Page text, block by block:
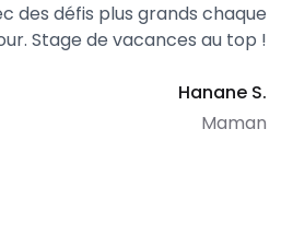
des défis plus grands chaque
Stage de vacances au top !
Hanane S.
Maman